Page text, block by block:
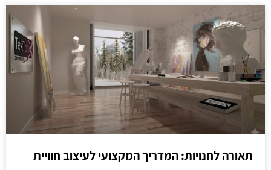
תאורה לחנויות: המדריך המקצועי לעיצוב חוויית